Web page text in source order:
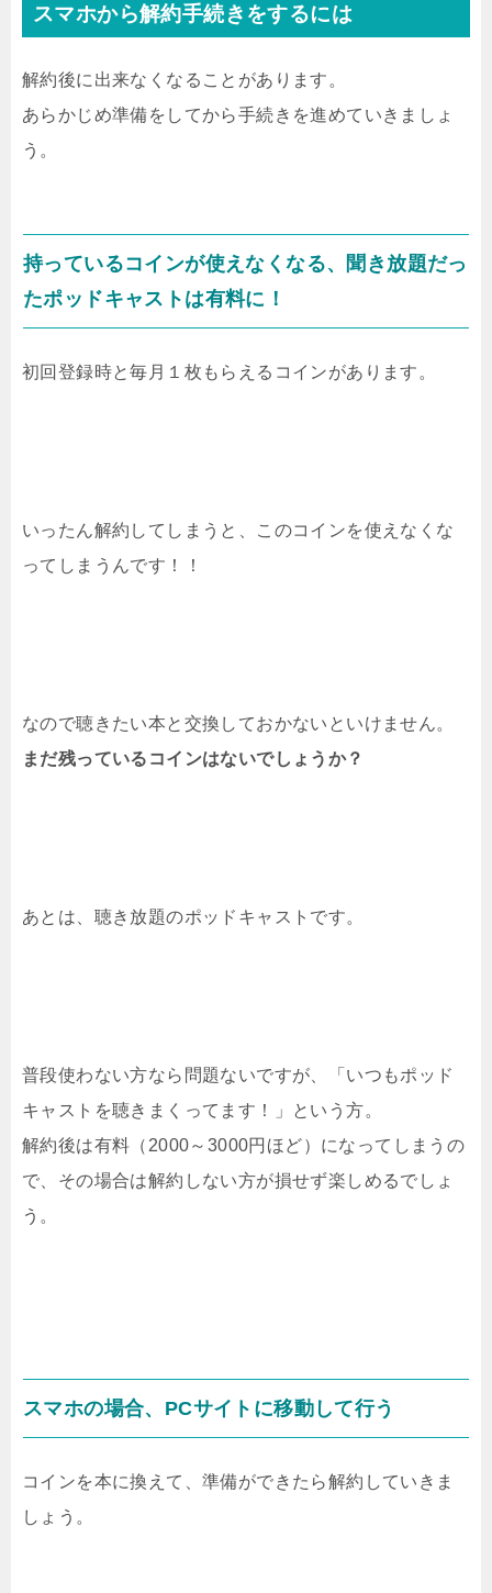
スマホから解約手続きをするには
解約後に出来なくなることがあります。
あらかじめ準備をしてから手続きを進めていきましょ
う。
持っているコインが使えなくなる、聞き放題だっ
たポッドキャストは有料に！
初回登録時と毎月１枚もらえるコインがあります。
いったん解約してしまうと、このコインを使えなくな
ってしまうんです！！
なので聴きたい本と交換しておかないといけません。
まだ残っているコインはないでしょうか？
あとは、聴き放題のポッドキャストです。
普段使わない方なら問題ないですが、「いつもポッド
キャストを聴きまくってます！」という方。
解約後は有料（2000～3000円ほど）になってしまうの
で、その場合は解約しない方が損せず楽しめるでしょ
う。
スマホの場合、PCサイトに移動して行う
コインを本に換えて、準備ができたら解約していきま
しょう。